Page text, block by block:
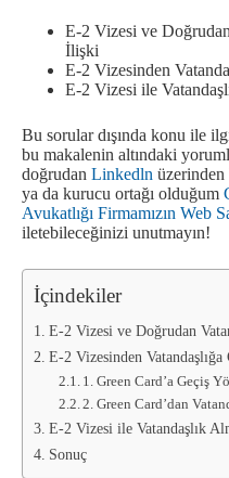
E-2 Vizesi ve
İlişki
E-2 Vizesinden
E-2 Vizesi ile
Bu sorular dışında konu ile
bu makalenin altındaki
doğrudan Linkedln üzerinden
ya da kurucu ortağı olduğum
Avukatlığı Firmamızın Web
iletebileceğinizi unutmayın!
İçindekiler
E-2 Vizesi ve Doğrudan
E-2 Vizesinden
1. Green Card’a Geçiş
2. Green Card’dan
E-2 Vizesi ile Vatandaşlık
Sonuç